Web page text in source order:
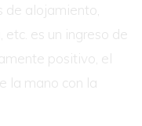
de alojamiento,
es un ingreso de
positivo, el
la mano con la